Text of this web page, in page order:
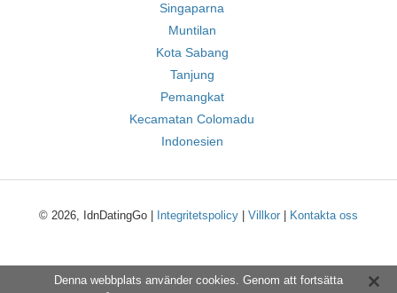
Singaparna
Muntilan
Kota Sabang
Tanjung
Pemangkat
Kecamatan Colomadu
Indonesien
© 2026, IdnDatingGo | Integritetspolicy Villkor Kontakta oss
Denna webbplats använder cookies. Genom att fortsätta